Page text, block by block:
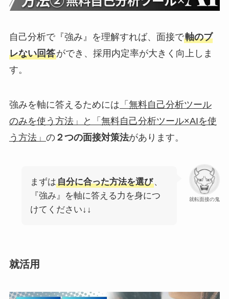
自己分析で『強み』を理解すれば、面接で軸のブ
レない回答ができ、採用内定率が大きく向上しま
す。
強みを軸に答えるためには 「無料自己分析ツール
のみを使う方法」と「無料自己分析ツール×AIを使
う方法」 の２つの面接対策法があります。
就転面接の鬼
まずは自分に合った方法を選び、
『強み』を軸に答える力を身につ
けてください↓↓
就活用